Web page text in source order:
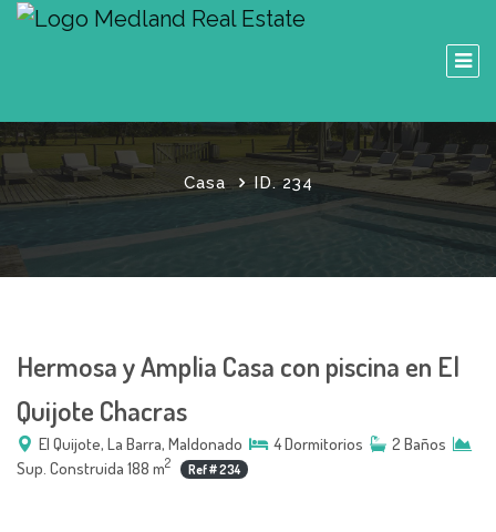
Casa ID. 234
Hermosa y Amplia Casa con piscina en El
Quijote Chacras
El Quijote, La Barra, Maldonado 4 Dormitorios
2 Baños
Sup. Construida 188 m2 Ref # 234